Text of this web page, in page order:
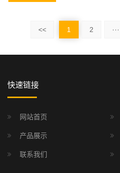
<< 1 2 ···
快速链接
网站首页
产品展示
联系我们